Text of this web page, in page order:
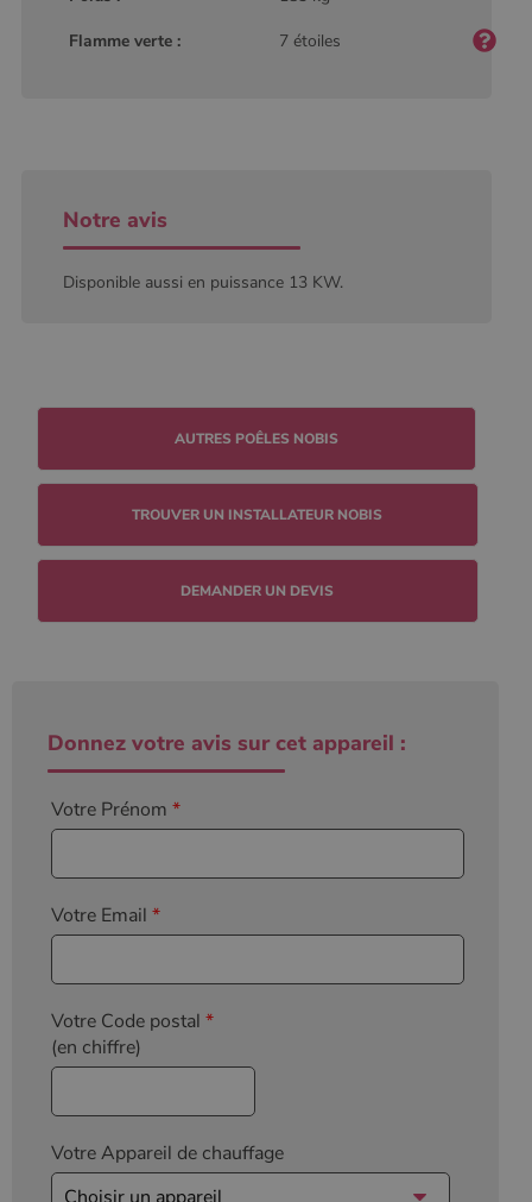
Flamme verte :
7 étoiles
Notre avis
Disponible aussi en puissance 13 KW.
TROUVER UN INSTALLATEUR NOBIS
DEMANDER UN DEVIS
Donnez votre avis sur cet appareil :
Votre Prénom *
Votre Email *
Votre Code postal *
(en chiffre)
Votre Appareil de chauffage
l'élément de
modèle sur le
_ga_W8LED1F420
.poelesabois.com
1 an 1
Ce cookie est